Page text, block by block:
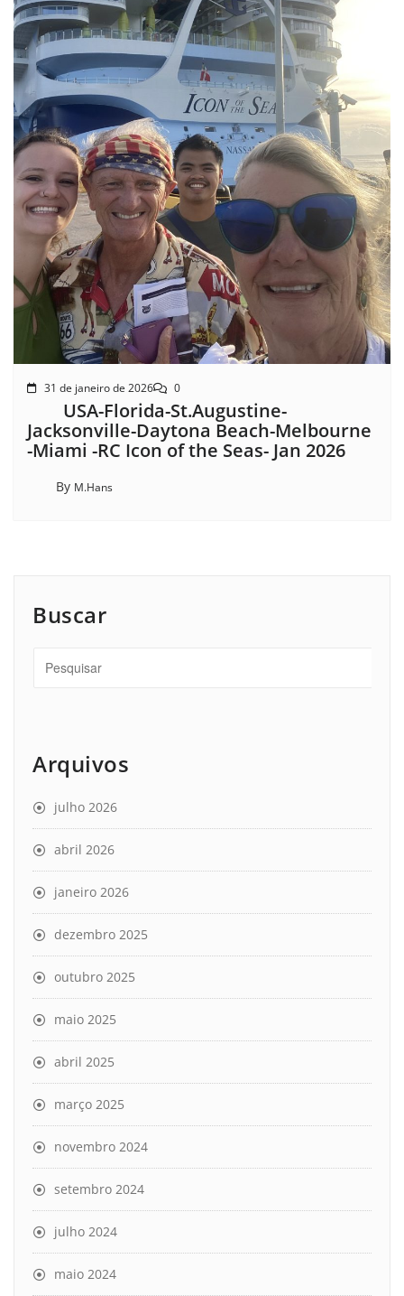
31 de janeiro de 2026 0
USA-Florida-St.Augustine-
Jacksonville-Daytona Beach-Melbourne
-Miami -RC Icon of the Seas- Jan 2026
By M.Hans
Buscar
Arquivos
julho 2026
abril 2026
janeiro 2026
dezembro 2025
outubro 2025
maio 2025
abril 2025
março 2025
novembro 2024
setembro 2024
julho 2024
maio 2024